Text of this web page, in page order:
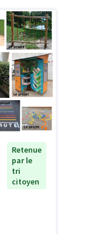
Retenue
par le
tri
citoyen